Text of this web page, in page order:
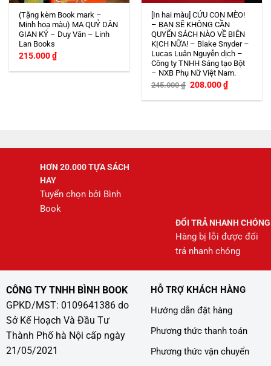
(Tặng kèm Book mark –
Minh hoạ màu) MA QUỶ DÂN
GIAN KÝ – Duy Văn – Linh
Lan Books
215.000₫
[In hai màu] CỨU CON MÈO!
– BẠN SẼ KHÔNG CẦN
QUYỂN SÁCH NÀO VỀ BIÊN
KỊCH NỮA! – Blake Snyder –
Lucas Luân Nguyễn dịch –
Công ty TNHH Sáng tạo Bột
– NXB Phụ Nữ Việt Nam.
245.000₫ Giá
gốc
là:
208.000₫Giá
hiện
tại
HƠN 20.000 TỰA SÁCH
HAY
Tuyển chọn bởi Bình
Book
ĐỔI TRẢ NHANH CHÓNG
Hàng bị lỗi được đổi
trả nhanh chóng
CÔNG TY TNHH BÌNH BOOK
GPKD/MST: 0109641386 do
Sở Kế Hoạch Và Đầu Tư
Thành Phố hà Nội cấp ngày
21/05/2021
HỖ TRỢ KHÁCH HÀNG
Hướng dẫn đặt hàng
Phương thức thanh toán
Phương thức vận chuyển